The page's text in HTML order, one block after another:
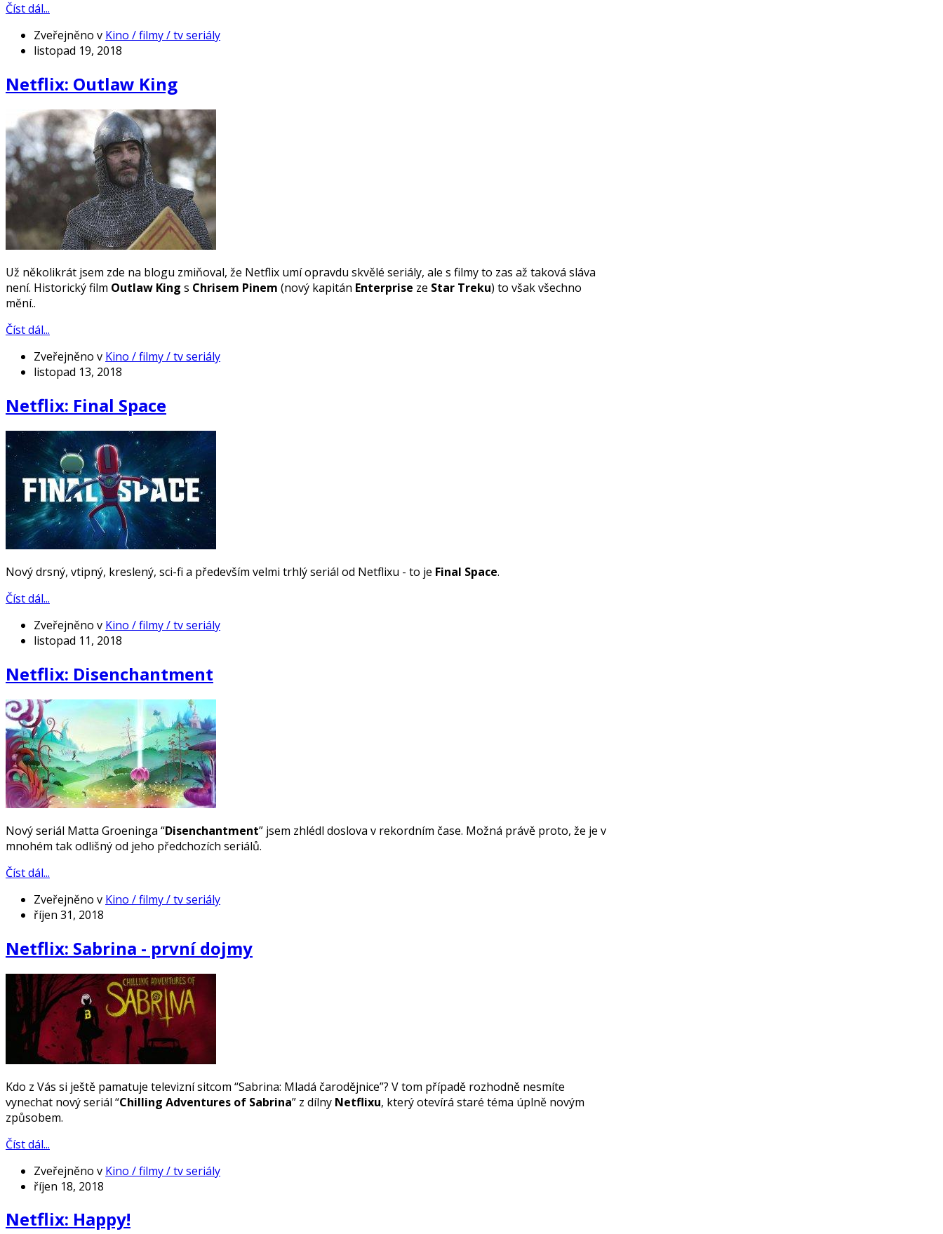
Číst dál...
Zveřejněno v Kino / filmy / tv seriály
listopad 19, 2018
Netflix: Outlaw King
Už několikrát jsem zde na blogu zmiňoval, že Netflix umí opravdu skvělé seriály, ale s filmy to zas až taková sláva
není. Historický film Outlaw King s Chrisem Pinem (nový kapitán Enterprise ze Star Treku) to však všechno
mění..
Číst dál...
Zveřejněno v Kino / filmy / tv seriály
listopad 13, 2018
Netflix: Final Space
Nový drsný, vtipný, kreslený, sci-fi a především velmi trhlý seriál od Netflixu - to je Final Space.
Číst dál...
Zveřejněno v Kino / filmy / tv seriály
listopad 11, 2018
Netflix: Disenchantment
Nový seriál Matta Groeninga “Disenchantment” jsem zhlédl doslova v rekordním čase. Možná právě proto, že je v
mnohém tak odlišný od jeho předchozích seriálů.
Číst dál...
Zveřejněno v Kino / filmy / tv seriály
říjen 31, 2018
Netflix: Sabrina - první dojmy
Kdo z Vás si ještě pamatuje televizní sitcom “Sabrina: Mladá čarodějnice”? V tom případě rozhodně nesmíte
vynechat nový seriál “Chilling Adventures of Sabrina” z dílny Netflixu, který otevírá staré téma úplně novým
způsobem.
Číst dál...
Zveřejněno v Kino / filmy / tv seriály
říjen 18, 2018
Netflix: Happy!